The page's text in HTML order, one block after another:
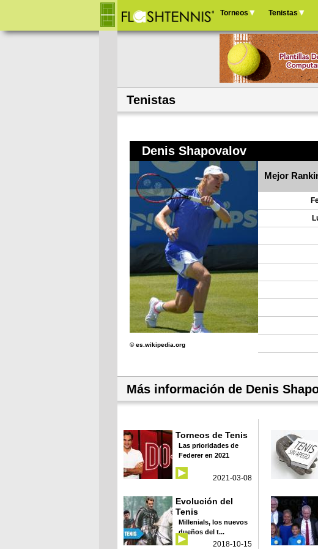
principal
Torneos Tenistas
Tenistas
Denis Shapovalov
© es.wikipedia.org
Mejor
Más información de Denis
Torneos de Tenis
Las prioridades de
Federer en 2021
2021-03-08
Evolución del
Tenis
Millenials, los nuevos
dueños del t...
2018-10-15